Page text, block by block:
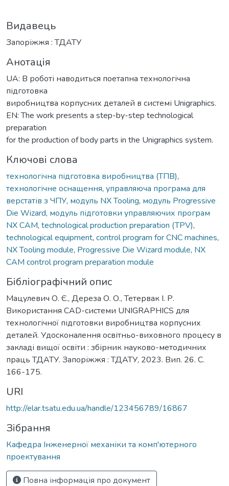
Видавець
Запоріжжя : ТДАТУ
Анотація
UA: В роботі наводиться поетапна технологічна
підготовка
виробництва корпусних деталей в системі Unigraphics.
EN: The work presents a step-by-step technological
preparation
for the production of body parts in the Unigraphics system.
Ключові слова
технологічна підготовка виробництва (ТПВ),
технологічне оснащення, управляюча програма для
верстатів з ЧПУ, модуль NX Tooling, модуль Progressive
Die Wizard, модуль підготовки управляючих програм
NX CAM, technological production preparation (TPV),
technological equipment, control program for CNC machines,
NX Tooling module, Progressive Die Wizard module, NX
CAM control program preparation module
Бібліографічний опис
Мацулевич О. Є., Дереза О. О., Тетервак І. Р.
Використання САD-системи UNIGRAPHICS для
технологічної підготовки виробництва корпусних
деталей. Удосконалення освітньо-виховного процесу в
закладі вищої освіти : збірник науково-методичних
праць ТДАТУ. Запоріжжя : ТДАТУ, 2023. Вип. 26. С.
166-175.
URI
http://elar.tsatu.edu.ua/handle/123456789/16867
Зібрання
Кафедра Інженерної механіки та комп'ютерного
проектування
Повна інформація про документ